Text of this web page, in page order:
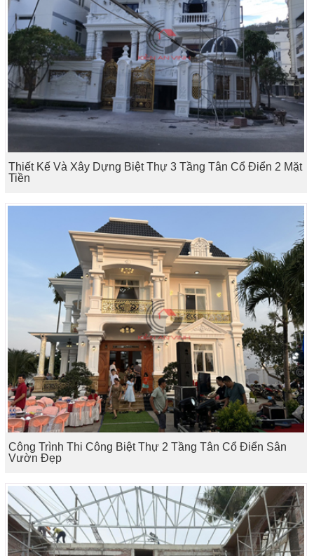
Thiết Kế Và Xây Dựng Biệt Thự 3 Tầng Tân Cổ Điển 2 Mặt
Tiền
Công Trình Thi Công Biệt Thự 2 Tầng Tân Cổ Điển Sân
Vườn Đẹp